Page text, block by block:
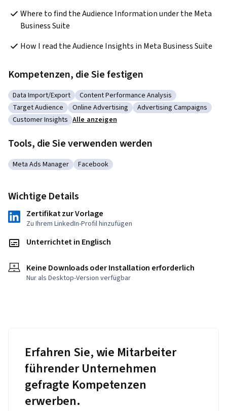
Where to find the Audience Information under the Meta
Business Suite
How I read the Audience Insights in Meta Business Suite
Kompetenzen, die Sie festigen
Kategorie: Data Import/Export
Data Import/Export Kategorie: Content Performance Analysis
Content Performance Analysis
Kategorie: Target Audience
Target Audience Kategorie: Online Advertising
Online Advertising Kategorie: Advertising
Advertising Campaigns
Kategorie: Customer Insights
Customer Insights Alle anzeigen
Tools, die Sie verwenden werden
Kategorie: Meta Ads Manager
Meta Ads Manager Kategorie: Facebook
Facebook
Wichtige Details
Zertifikat zur Vorlage
Zu Ihrem LinkedIn-Profil hinzufügen
Unterrichtet in Englisch
Keine Downloads oder Installation erforderlich
Nur als Desktop-Version verfügbar
Erfahren Sie, wie Mitarbeiter
führender Unternehmen
gefragte Kompetenzen
erwerben.